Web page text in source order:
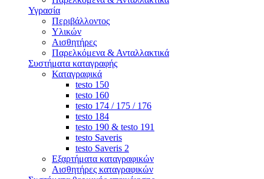
Υγρασία
Περιβάλλοντος
Υλικών
Αισθητήρες
Παρελκόμενα & Ανταλλακτικά
Συστήματα καταγραφής
Καταγραφικά
testo 150
testo 160
testo 174 / 175 / 176
testo 184
testo 190 & testo 191
testo Saveris
testo Saveris 2
Εξαρτήματα καταγραφικών
Αισθητήρες καταγραφικών